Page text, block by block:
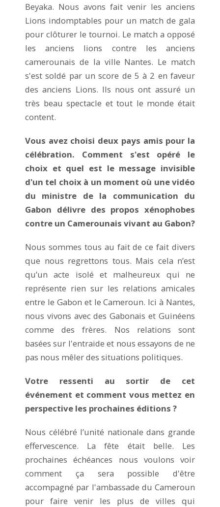
Beyaka. Nous avons fait venir les anciens
Lions indomptables pour un match de gala
pour clôturer le tournoi. Le match a opposé
les anciens lions contre les anciens
camerounais de la ville Nantes. Le match
s'est soldé par un score de 5 à 2 en faveur
des anciens Lions. Ils nous ont assuré un
très beau spectacle et tout le monde était
content.
Vous avez choisi deux pays amis pour la
célébration. Comment s'est opéré le
choix et quel est le message invisible
d'un tel choix à un moment où une vidéo
du ministre de la communication du
Gabon délivre des propos xénophobes
contre un Camerounais vivant au Gabon?
Nous sommes tous au fait de ce fait divers
que nous regrettons tous. Mais cela n’est
qu’un acte isolé et malheureux qui ne
représente rien sur les relations amicales
entre le Gabon et le Cameroun. Ici à Nantes,
nous vivons avec des Gabonais et Guinéens
comme des frères. Nos relations sont
basées sur l'entraide et nous essayons de ne
pas nous mêler des situations politiques.
Votre ressenti au sortir de cet
événement et comment vous mettez en
perspective les prochaines éditions ?
Nous célébré l’unité nationale dans grande
effervescence. La fête était belle. Les
prochaines échéances nous voulons voir
comment ça sera possible d'être
accompagné par l'ambassade du Cameroun
pour faire venir les plus de villes qui